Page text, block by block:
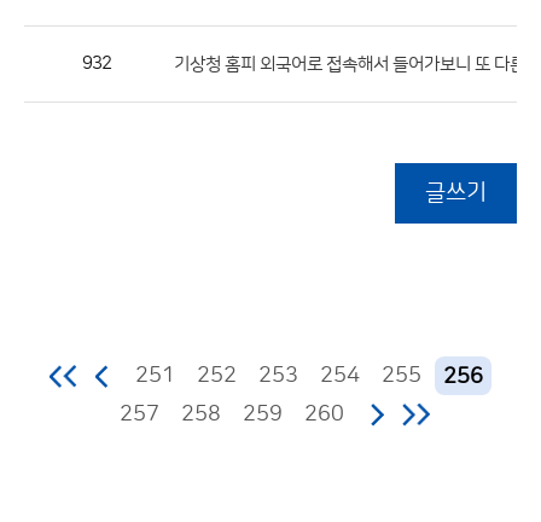
932 기상청 홈피 외국어로 접속해서 들어가보니 또 다른
글쓰기
251 252 253 254 255
256
257
258 259 260